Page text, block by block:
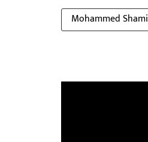
Mohammed Shami